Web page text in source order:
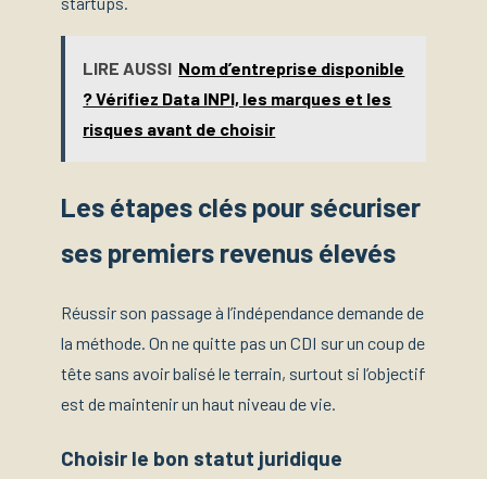
LIRE AUSSI Nom d’entreprise disponible
? Vérifiez Data INPI, les marques et les
risques avant de choisir
Les étapes clés pour sécuriser
ses premiers revenus élevés
Réussir son passage à l’indépendance demande de
la méthode. On ne quitte pas un CDI sur un coup de
tête sans avoir balisé le terrain, surtout si l’objectif
est de maintenir un haut niveau de vie.
Choisir le bon statut juridique